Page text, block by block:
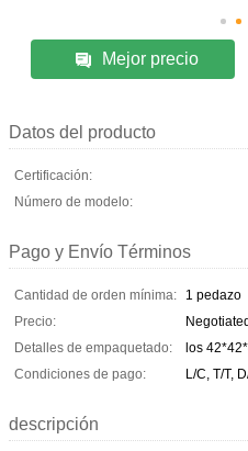
Mejor precio
Datos del producto
Certificación:
Número de modelo:
Pago y Envío Términos
Cantidad de orden mínima:
1 pedazo
Precio:
Detalles de empaquetado:
los
Condiciones de pago:
L/C, T/T,
descripción